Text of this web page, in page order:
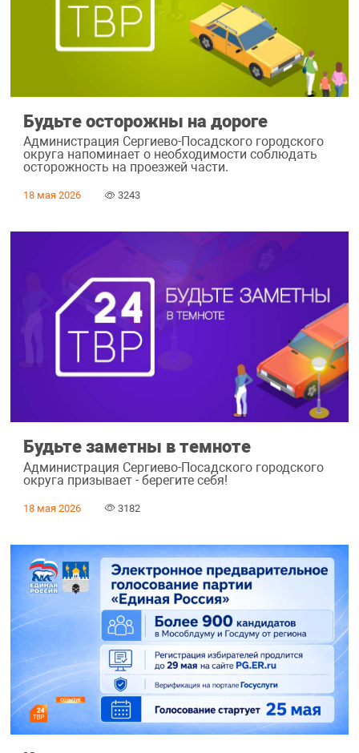
Будьте осторожны на дороге
Администрация Сергиево-Посадского городского
округа напоминает о необходимости соблюдать
осторожность на проезжей части.
18 мая 2026 3243
Будьте заметны в темноте
Администрация Сергиево-Посадского городского
округа призывает - берегите себя!
18 мая 2026 3182